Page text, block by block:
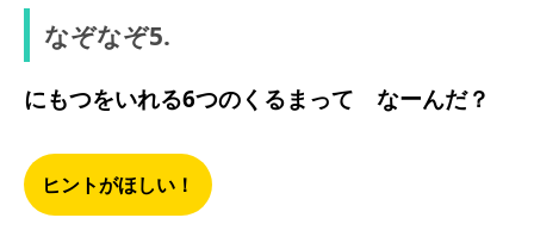
なぞなぞ5.
にもつをいれる6つのくるまって なーんだ？
ヒントがほしい！